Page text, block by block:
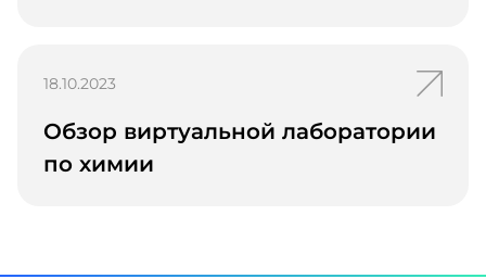
новости
18.10.2023
Обзор виртуальной лаборатории
по химии